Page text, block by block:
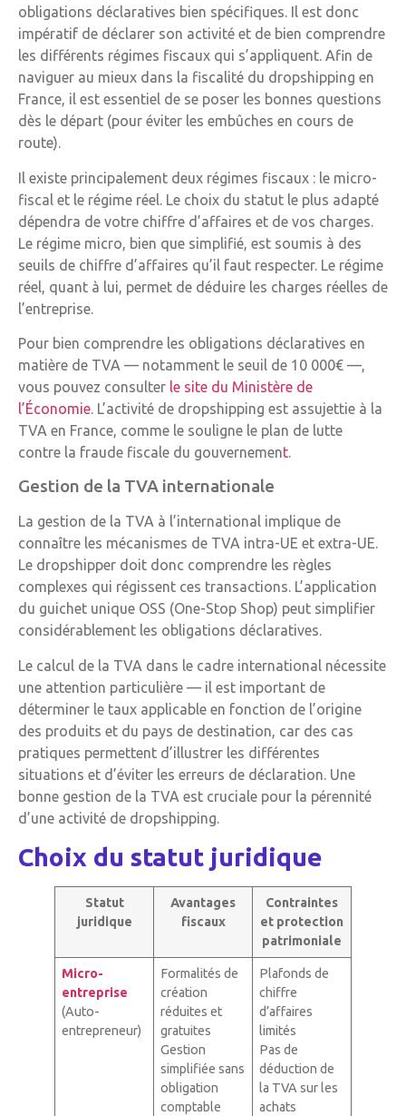
obligations déclaratives bien spécifiques. Il est donc
impératif de déclarer son activité et de bien comprendre
les différents régimes fiscaux qui s’appliquent. Afin de
naviguer au mieux dans la fiscalité du dropshipping en
France, il est essentiel de se poser les bonnes questions
dès le départ (pour éviter les embûches en cours de
route).
Il existe principalement deux régimes fiscaux : le micro-
fiscal et le régime réel. Le choix du statut le plus adapté
dépendra de votre chiffre d’affaires et de vos charges.
Le régime micro, bien que simplifié, est soumis à des
seuils de chiffre d’affaires qu’il faut respecter. Le régime
réel, quant à lui, permet de déduire les charges réelles de
l’entreprise.
Pour bien comprendre les obligations déclaratives en
matière de TVA — notamment le seuil de 10 000€ —,
vous pouvez consulter le site du Ministère de
l’Économie. L’activité de dropshipping est assujettie à la
TVA en France, comme le souligne le plan de lutte
contre la fraude fiscale du gouvernement.
Gestion de la TVA internationale
La gestion de la TVA à l’international implique de
connaître les mécanismes de TVA intra-UE et extra-UE.
Le dropshipper doit donc comprendre les règles
complexes qui régissent ces transactions. L’application
du guichet unique OSS (One-Stop Shop) peut simplifier
considérablement les obligations déclaratives.
Le calcul de la TVA dans le cadre international nécessite
une attention particulière — il est important de
déterminer le taux applicable en fonction de l’origine
des produits et du pays de destination, car des cas
pratiques permettent d’illustrer les différentes
situations et d’éviter les erreurs de déclaration. Une
bonne gestion de la TVA est cruciale pour la pérennité
d’une activité de dropshipping.
Choix du statut juridique
Statut
juridique
Avantages
fiscaux
Contraintes
et protection
patrimoniale
Micro-
entreprise
(Auto-
entrepreneur)
Formalités de
création
réduites et
gratuites
Gestion
simplifiée sans
obligation
comptable
Plafonds de
chiffre
d’affaires
limités
Pas de
déduction de
la TVA sur les
achats